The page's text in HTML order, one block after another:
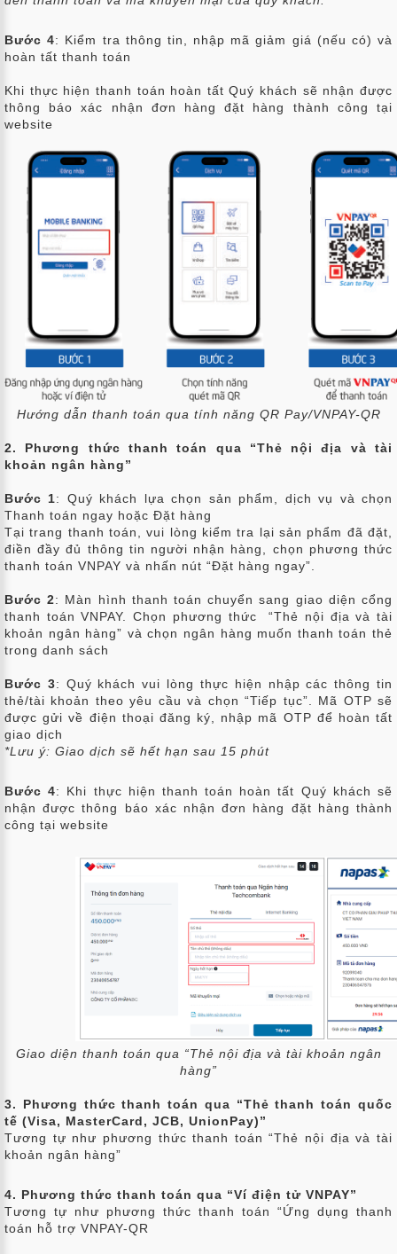
Bước 4: Kiểm tra thông tin, nhập mã giảm giá (nếu có) và
hoàn tất thanh toán
Khi thực hiện thanh toán hoàn tất Quý khách sẽ nhận được
thông báo xác nhận đơn hàng đặt hàng thành công tại
website
Hướng dẫn thanh toán qua tính năng QR Pay/VNPAY-QR
2. Phương thức thanh toán qua “Thẻ nội địa và tài
khoản ngân hàng”
Bước 1: Quý khách lựa chọn sản phẩm, dịch vụ và chọn
Thanh toán ngay hoặc Đặt hàng
Tại trang thanh toán, vui lòng kiểm tra lại sản phẩm đã đặt,
điền đầy đủ thông tin người nhận hàng, chọn phương thức
thanh toán VNPAY và nhấn nút “Đặt hàng ngay”.
Bước 2: Màn hình thanh toán chuyển sang giao diện cổng
thanh toán VNPAY. Chọn phương thức “Thẻ nội địa và tài
khoản ngân hàng” và chọn ngân hàng muốn thanh toán thẻ
trong danh sách
Bước 3: Quý khách vui lòng thực hiện nhập các thông tin
thẻ/tài khoản theo yêu cầu và chọn “Tiếp tục”. Mã OTP sẽ
được gửi về điện thoại đăng ký, nhập mã OTP để hoàn tất
giao dịch
*Lưu ý: Giao dịch sẽ hết hạn sau 15 phút
Bước 4: Khi thực hiện thanh toán hoàn tất Quý khách sẽ
nhận được thông báo xác nhận đơn hàng đặt hàng thành
công tại website
Giao diện thanh toán qua “Thẻ nội địa và tài khoản ngân
hàng”
3. Phương thức thanh toán qua “Thẻ thanh toán quốc
tế (Visa, MasterCard, JCB, UnionPay)”
Tương tự như phương thức thanh toán “Thẻ nội địa và tài
khoản ngân hàng”
4. Phương thức thanh toán qua “Ví điện tử VNPAY”
Tương tự như phương thức thanh toán “Ứng dụng thanh
toán hỗ trợ VNPAY-QR